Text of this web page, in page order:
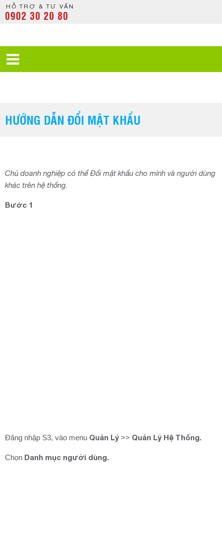
HỖ TRỢ & TƯ VẤN
0902 30 20 80
HƯỚNG DẪN ĐỔI MẬT KHẨU
Chủ doanh nghiệp có thể Đổi mật khẩu cho mình và người dùng
khác trên hệ thống.
Bước 1
Đăng nhập S3, vào menu Quản Lý >> Quản Lý Hệ Thống.
Chọn Danh mục người dùng.